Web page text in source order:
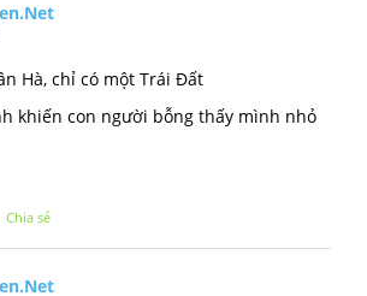
Hà, chỉ có một Trái Đất
khiến con người bỗng thấy mình nhỏ
Chia sẻ